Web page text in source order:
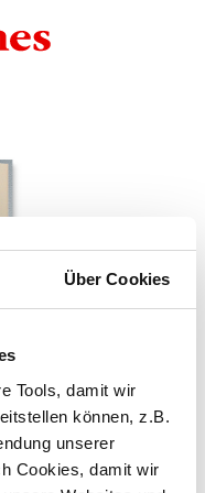
Über Cookies
Tools, damit wir
können, z.B.
unserer
Cookies, damit wir